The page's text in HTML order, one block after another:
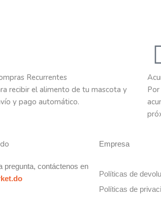
Recurrentes
recibir el alimento de tu mascota y
y pago automático.
pregunta, contáctenos en
Empresa
Políticas de
Políticas de